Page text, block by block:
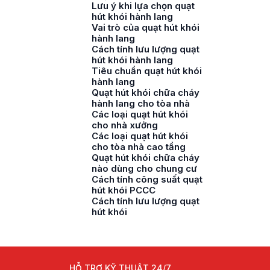
Lưu ý khi lựa chọn quạt
hút khói hành lang
Vai trò của quạt hút khói
hành lang
Cách tính lưu lượng quạt
hút khói hành lang
Tiêu chuẩn quạt hút khói
hành lang
Quạt hút khói chữa cháy
hành lang cho tòa nhà
Các loại quạt hút khói
cho nhà xưởng
Các loại quạt hút khói
cho tòa nhà cao tầng
Quạt hút khói chữa cháy
nào dùng cho chung cư
Cách tính công suất quạt
hút khói PCCC
Cách tính lưu lượng quạt
hút khói
HỖ TRỢ KỸ THUẬT 24/7